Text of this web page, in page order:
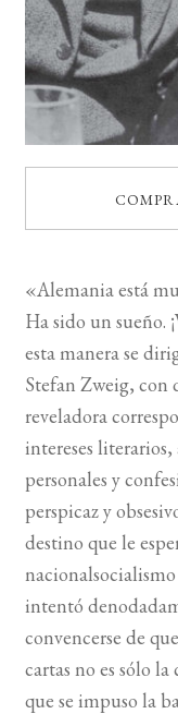
«Alemania está
Ha sido un sueño.
esta manera se
Stefan Zweig, con
reveladora
intereses
personales y
perspicaz y
destino que le
intentó
convencerse de
cartas no es sólo
que se impuso la